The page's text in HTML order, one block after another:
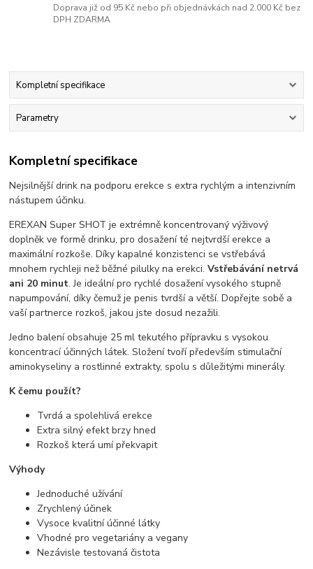
Doprava již od 95 Kč nebo při objednávkách nad 2.000 Kč bez
DPH ZDARMA
Kompletní specifikace
Parametry
Kompletní specifikace
Nejsilnější drink na podporu erekce s extra rychlým a intenzivním
nástupem účinku.
EREXAN Super SHOT je extrémně koncentrovaný výživový
doplněk ve formě drinku, pro dosažení té nejtvrdší erekce a
maximální rozkoše. Díky kapalné konzistenci se vstřebává
mnohem rychleji než běžné pilulky na erekci.Vstřebávání netrvá
ani 20 minut. Je ideální pro rychlé dosažení vysokého stupně
napumpování, díky čemuž je penis tvrdší a větší. Dopřejte sobě a
vaší partnerce rozkoš, jakou jste dosud nezažili.
Jedno balení obsahuje 25 ml tekutého přípravku s vysokou
koncentrací účinných látek. Složení tvoří především stimulační
aminokyseliny a rostlinné extrakty, spolu s důležitými minerály.
K čemu použít?
Tvrdá a spolehlivá erekce
Extra silný efekt brzy hned
Rozkoš která umí překvapit
Výhody
Jednoduché užívání
Zrychlený účinek
Vysoce kvalitní účinné látky
Vhodné pro vegetariány a vegany
Nezávisle testovaná čistota